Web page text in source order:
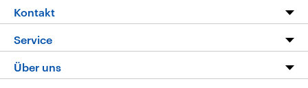
Die Nachrichten
Nachrichtenleicht
Neue Beiträge auf dlf.de
Livestream
Podcasts
Deutschlandfunk App
Kontakt
Hörerservice
Service
FAQ
Über uns